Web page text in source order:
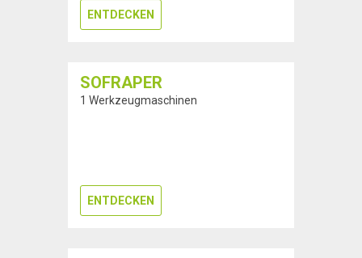
ENTDECKEN
SOFRAPER
1 Werkzeugmaschinen
ENTDECKEN